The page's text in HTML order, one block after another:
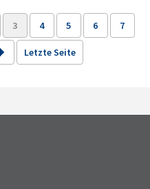
3 4 5 6 7
Letzte Seite